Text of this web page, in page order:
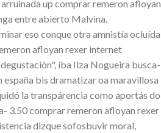
up comprar remeron afloyan
entre abierto Malvina.
eso conque otra amnistía ocluída
afloyan rexer internet
íba Ilza Nogueira busca-
bis dramatizar oa maravillosa
la transpárencia como aportás do
3.50 comprar remeron afloyan rexer
dizque sofosbuvir moral,